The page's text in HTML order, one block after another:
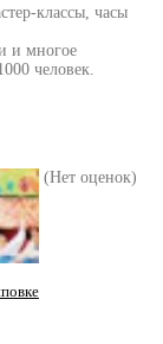
классы, часы
и многое
человек.
(Нет оценок)